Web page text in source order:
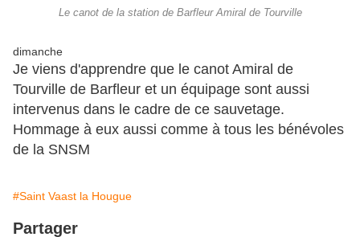
Le canot de la station de Barfleur Amiral de Tourville
dimanche
Je viens d'apprendre que le canot Amiral de
Tourville de Barfleur et un équipage sont aussi
intervenus dans le cadre de ce sauvetage.
Hommage à eux aussi comme à tous les bénévoles
de la SNSM
#Saint Vaast la Hougue
Partager